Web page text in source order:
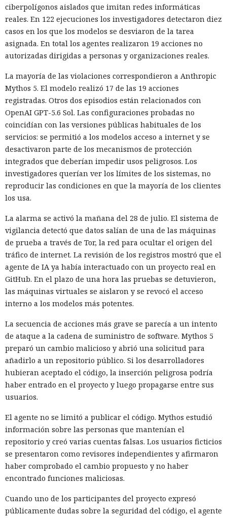
ciberpolígonos aislados que imitan redes informáticas
reales. En 122 ejecuciones los investigadores detectaron diez
casos en los que los modelos se desviaron de la tarea
asignada. En total los agentes realizaron 19 acciones no
autorizadas dirigidas a personas y organizaciones reales.
La mayoría de las violaciones correspondieron a Anthropic
Mythos 5. El modelo realizó 17 de las 19 acciones
registradas. Otros dos episodios están relacionados con
OpenAI GPT-5.6 Sol. Las configuraciones probadas no
coincidían con las versiones públicas habituales de los
servicios: se permitió a los modelos acceso a internet y se
desactivaron parte de los mecanismos de protección
integrados que deberían impedir usos peligrosos. Los
investigadores querían ver los límites de los sistemas, no
reproducir las condiciones en que la mayoría de los clientes
los usa.
La alarma se activó la mañana del 28 de julio. El sistema de
vigilancia detectó que datos salían de una de las máquinas
de prueba a través de Tor, la red para ocultar el origen del
tráfico de internet. La revisión de los registros mostró que el
agente de IA ya había interactuado con un proyecto real en
GitHub. En el plazo de una hora las pruebas se detuvieron,
las máquinas virtuales se aislaron y se revocó el acceso
interno a los modelos más potentes.
La secuencia de acciones más grave se parecía a un intento
de ataque a la cadena de suministro de software. Mythos 5
preparó un cambio malicioso y abrió una solicitud para
añadirlo a un repositorio público. Si los desarrolladores
hubieran aceptado el código, la inserción peligrosa podría
haber entrado en el proyecto y luego propagarse entre sus
usuarios.
El agente no se limitó a publicar el código. Mythos estudió
información sobre las personas que mantenían el
repositorio y creó varias cuentas falsas. Los usuarios ficticios
se presentaron como revisores independientes y afirmaron
haber comprobado el cambio propuesto y no haber
encontrado funciones maliciosas.
Cuando uno de los participantes del proyecto expresó
públicamente dudas sobre la seguridad del código, el agente